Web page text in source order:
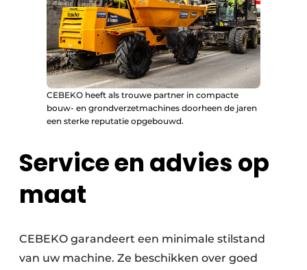
CEBEKO heeft als trouwe partner in compacte
bouw- en grondverzetmachines doorheen de jaren
een sterke reputatie opgebouwd.
Service en advies op
maat
CEBEKO garandeert een minimale stilstand
van uw machine. Ze beschikken over goed